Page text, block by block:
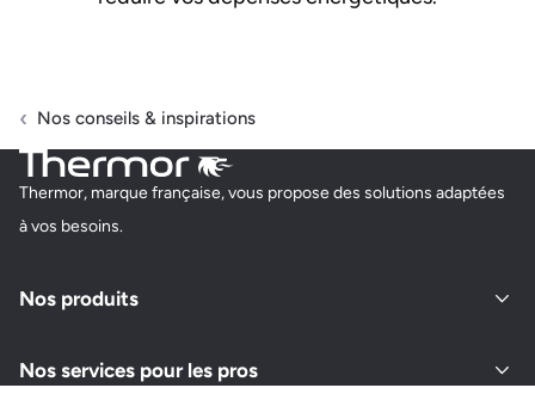
Nos conseils & inspirations
Thermor, marque française, vous propose des solutions adaptées
à vos besoins.
Nos produits
Nos services pour les pros